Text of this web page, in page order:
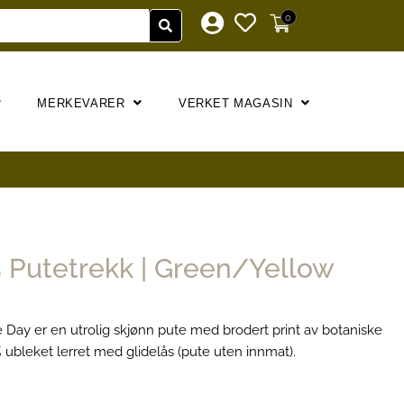
0
MERKEVARER VERKET MAGASIN
Putetrekk | Green/Yellow
er en utrolig skjønn pute med brodert print av botaniske
ubleket lerret med glidelås (pute uten innmat).